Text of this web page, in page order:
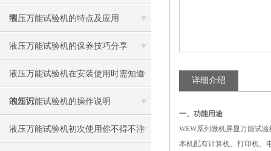
明
液压万能试验机的特点及应用
液压万能试验机的保养技巧分享
液压万能试验机在安装使用时需知道
的知识
液压万能试验机的操作说明
液压万能试验机初次使用你不得不注
详细介绍
一、功能用途
WEW系列微机屏显万能试验
本机配有计算机、打印机、